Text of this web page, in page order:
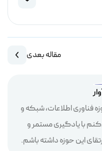
مقاله بعدی
فناوری اطلاعات، شبکه و
با یادگیری مستمر و
این حوزه داشته باشم.